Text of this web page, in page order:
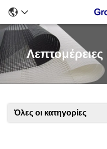
Όλες οι κατηγορίες